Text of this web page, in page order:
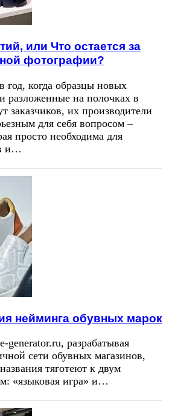
или Что остается за
фотографии?
когда образцы новых
разложенные на полочках в
заказчиков, их производители
для себя вопросом –
просто необходима для
и…
нейминга обувных марок
generator.ru, разрабатывая
сети обувных магазинов,
тяготеют к двум
«языковая игра» и…